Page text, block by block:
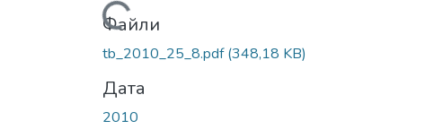
Вантажиться...Файли
tb_2010_25_8.pdf(348,18 KB)
Дата
2010